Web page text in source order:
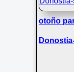
otoño